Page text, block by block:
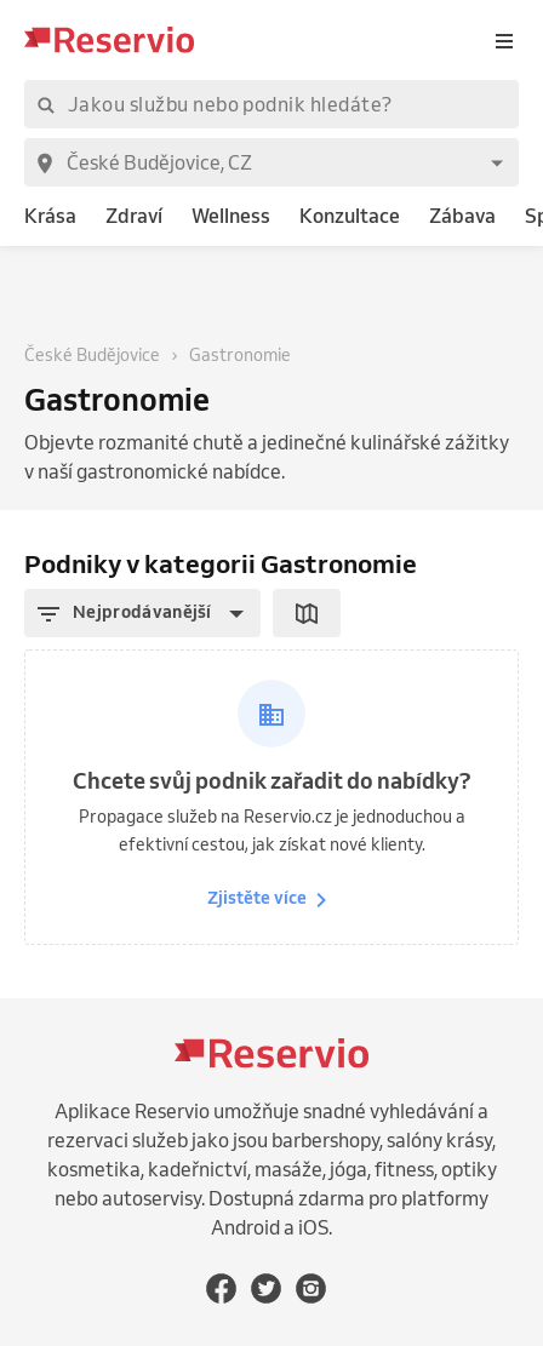
Krása Zdraví Wellness Konzultace Zábava
České Budějovice Gastronomie
Gastronomie
Objevte rozmanité chutě a jedinečné kulinářské zážitky
v naší gastronomické nabídce.
Podniky v kategorii Gastronomie
Nejprodávanější
Chcete svůj podnik zařadit do nabídky?
Propagace služeb na Reservio.cz je jednoduchou a
efektivní cestou, jak získat nové klienty.
Zjistěte více
Aplikace Reservio umožňuje snadné vyhledávání a
rezervaci služeb jako jsou barbershopy, salóny krásy,
kosmetika, kadeřnictví, masáže, jóga, fitness, optiky
nebo autoservisy. Dostupná zdarma pro platformy
Android a iOS.